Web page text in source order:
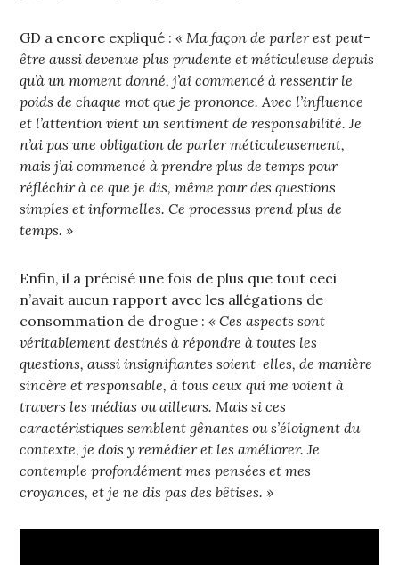
GD a encore expliqué :« Ma façon de parler est peut-
être aussi devenue plus prudente et méticuleuse depuis
qu’à un moment donné, j’ai commencé à ressentir le
poids de chaque mot que je prononce. Avec l’influence
et l’attention vient un sentiment de responsabilité. Je
n’ai pas une obligation de parler méticuleusement,
mais j’ai commencé à prendre plus de temps pour
réfléchir à ce que je dis, même pour des questions
simples et informelles. Ce processus prend plus de
temps. »
Enfin, il a précisé une fois de plus que tout ceci
n’avait aucun rapport avec les allégations de
consommation de drogue :« Ces aspects sont
véritablement destinés à répondre à toutes les
questions, aussi insignifiantes soient-elles, de manière
sincère et responsable, à tous ceux qui me voient à
travers les médias ou ailleurs. Mais si ces
caractéristiques semblent gênantes ou s’éloignent du
contexte, je dois y remédier et les améliorer. Je
contemple profondément mes pensées et mes
croyances, et je ne dis pas des bêtises. »